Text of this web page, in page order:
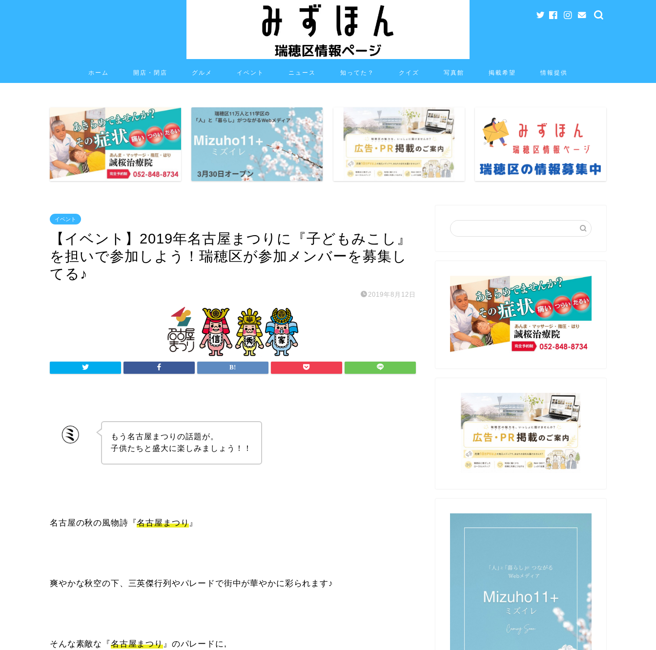
ホーム 開店・閉店 グルメ イベント ニュース 知ってた？ クイズ 写真館 掲載希望 情報提供
イベント
【イベント】2019年名古屋まつりに『子どもみこし』
を担いで参加しよう！瑞穂区が参加メンバーを募集し
てる♪
2019年8月12日
もう名古屋まつりの話題が。
子供たちと盛大に楽しみましょう！！
名古屋の秋の風物詩『名古屋まつり 』
爽やかな秋空の下、三英傑行列やパレードで街中が華やかに彩られます♪
そんな素敵な『名古屋まつり』のパレードに,